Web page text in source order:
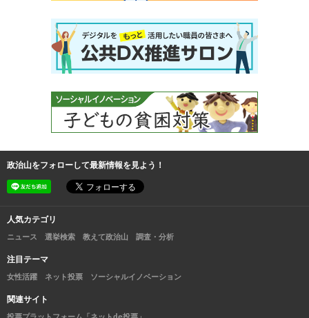
政治山をフォローして最新情報を見よう！
人気カテゴリ
ニュース 選挙検索 教えて政治山 調査・分析
注目テーマ
女性活躍 ネット投票 ソーシャルイノベーション
関連サイト